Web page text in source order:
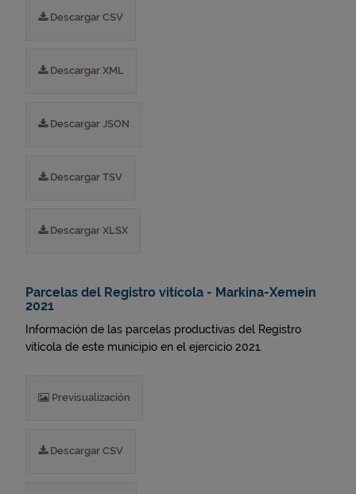
Descargar CSV
Descargar XML
Descargar JSON
Descargar TSV
Descargar XLSX
Parcelas del Registro vitícola - Markina-Xemein
2021
Información de las parcelas productivas del Registro
vitícola de este municipio en el ejercicio 2021.
Previsualización
Descargar CSV